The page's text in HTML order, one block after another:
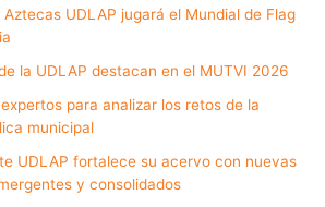
UDLAP jugará el Mundial de Flag
la UDLAP destacan en el MUTVI 2026
para analizar los retos de la
municipal
UDLAP fortalece su acervo con nuevas
y consolidados